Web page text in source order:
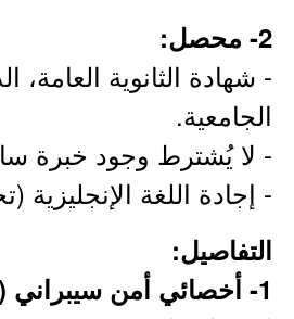
2- محصل:
- شهادة الثانوية العامة،
الجامعية.
- لا يُشترط وجود خبرة
- إجادة اللغة الإنجليزية
التفاصيل:
1- أخصائي أمن سيبراني (للجنسين):